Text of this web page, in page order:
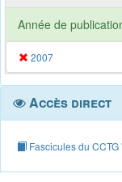
Année de
2007
Accès direct
Fascicules du